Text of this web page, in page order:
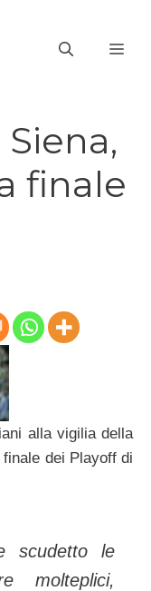
finale
alla vigilia della
dei Playoff di
scudetto le
molteplici,